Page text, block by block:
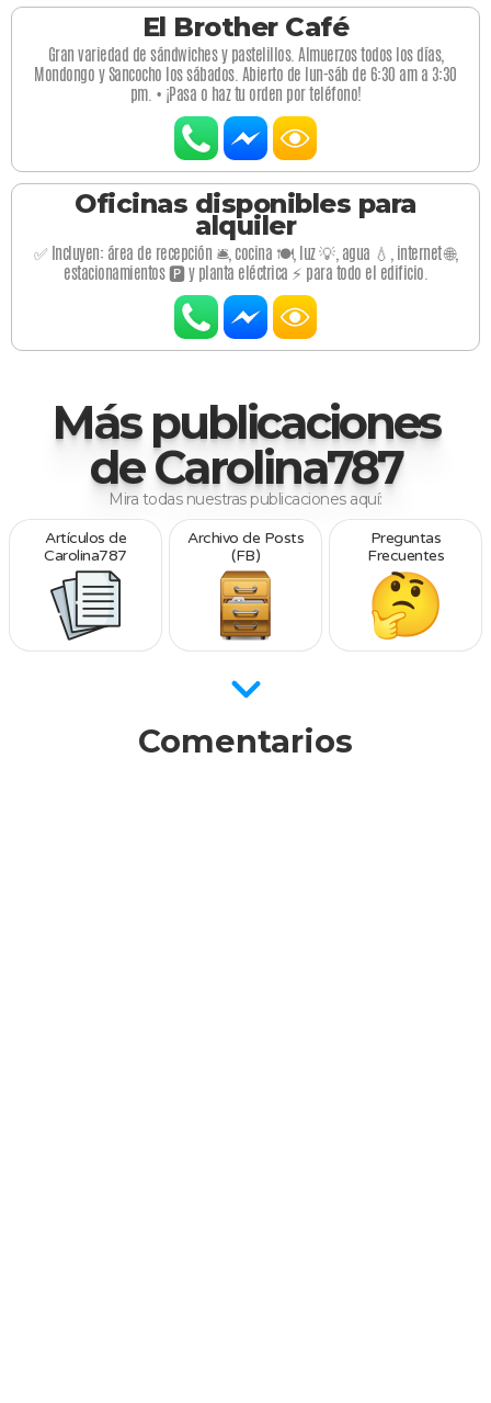
El Brother Café
Gran variedad de sándwiches y pastelillos. Almuerzos todos los días,
Mondongo y Sancocho los sábados. Abierto de lun-sáb de 6:30 am a 3:30
pm. • ¡Pasa o haz tu orden por teléfono!
Oficinas disponibles para
alquiler
✅ Incluyen: área de recepción 🛎️, cocina 🍽️, luz 💡, agua 💧, internet 🌐,
estacionamientos 🅿️ y planta eléctrica ⚡ para todo el edificio.
Más publicaciones
de Carolina787
Mira todas nuestras publicaciones aquí:
Artículos de
Carolina787
Archivo de Posts
(FB)
Preguntas
Frecuentes
Comentarios